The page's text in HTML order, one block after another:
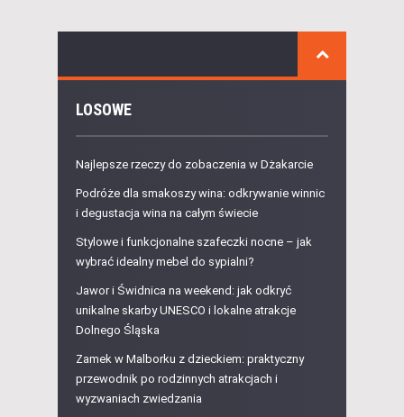
LOSOWE
Najlepsze rzeczy do zobaczenia w Dżakarcie
Podróże dla smakoszy wina: odkrywanie winnic
i degustacja wina na całym świecie
Stylowe i funkcjonalne szafeczki nocne – jak
wybrać idealny mebel do sypialni?
Jawor i Świdnica na weekend: jak odkryć
unikalne skarby UNESCO i lokalne atrakcje
Dolnego Śląska
Zamek w Malborku z dzieckiem: praktyczny
przewodnik po rodzinnych atrakcjach i
wyzwaniach zwiedzania